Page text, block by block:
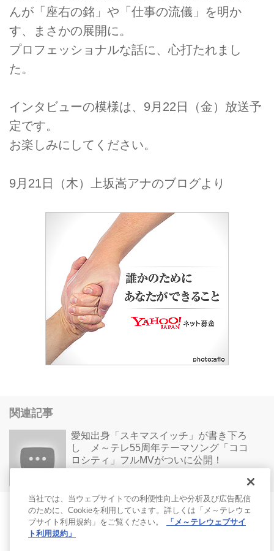
んが「座右の銘」や「仕事の流儀」を明か
す、まさかの展開に。
プロフェッショナルな話に、心打たれまし
た。
インタビューの模様は、9月22日（金）放送予
定です。
お楽しみにしてください。
9月21日（木）上坂嵩アナのブログより
関連記事
愛知出身「スキマスイッチ」が書き下ろ
し メ～テレ55周年テーマソング「ココ
ロシティ」フルMVがついに公開！
当社では、当ウェブサイトでの利便性向上や分析及び広告配信
のために、Cookieを利用しています。詳しくは「メ～テレウェ
ブサイト利用規約」をご覧ください。
「メ～テレウェブサイ
ト利用規約」